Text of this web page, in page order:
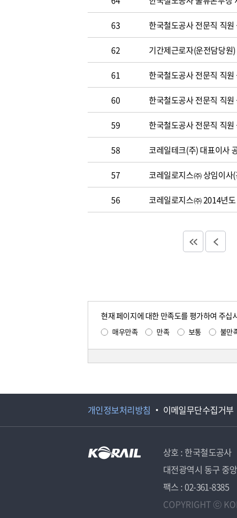
63 한국철도공사 전문직 직
62 기간제근로자(운전담당원
61 한국철도공사 전문직 직원
60 한국철도공사 전문직 직
59 한국철도공사 전문직 직
58 코레일테크(주) 대표이사
57 코레일로지스㈜ 상임이사
56 코레일로지스㈜ 2014년
현재 페이지에 대한 만족도를 평가하여 주십
매우만족 만족 보통 불만
개인정보처리방침 이메일무단수집거부
상호 : 한국철도공사
대전광역시 동구 중
팩스 : 02-361-8385
COPYRIGHT ⓒ